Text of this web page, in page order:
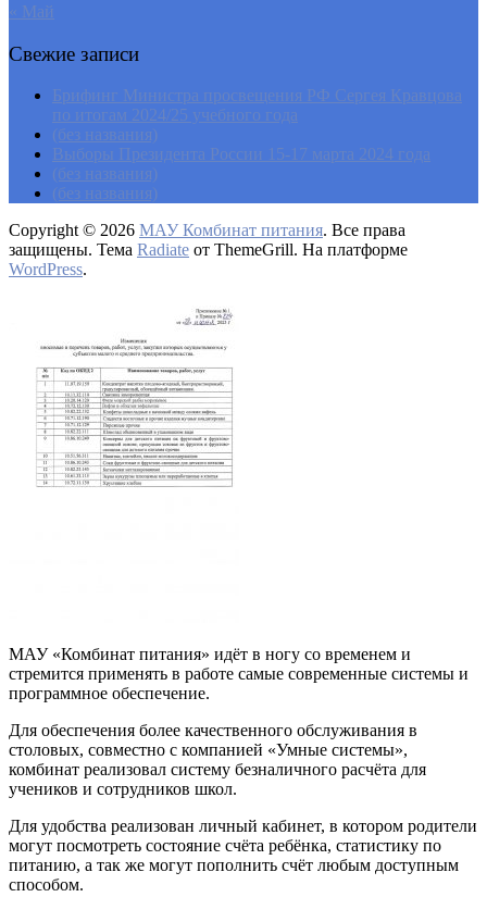
« Май
Свежие записи
Брифинг Министра просвещения РФ Сергея Кравцова
по итогам 2024/25 учебного года
(без названия)
Выборы Президента России 15-17 марта 2024 года
(без названия)
(без названия)
Copyright © 2026 МАУ Комбинат питания. Все права
защищены. Тема Radiate от ThemeGrill. На платформе
WordPress.
МАУ «Комбинат питания» идёт в ногу со временем и
стремится применять в работе самые современные системы и
программное обеспечение.
Для обеспечения более качественного обслуживания в
столовых, совместно с компанией «Умные системы»,
комбинат реализовал систему безналичного расчёта для
учеников и сотрудников школ.
Для удобства реализован личный кабинет, в котором родители
могут посмотреть состояние счёта ребёнка, статистику по
питанию, а так же могут пополнить счёт любым доступным
способом.